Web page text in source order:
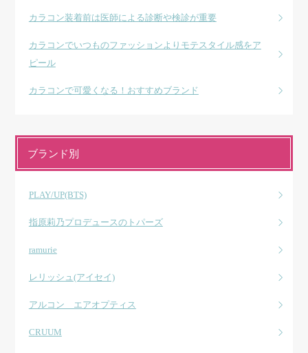
カラコン装着前は医師による診断や検診が重要
カラコンでいつものファッションよりモテスタイル感をア
ピール
カラコンで可愛くなる！おすすめブランド
ブランド別
PLAY/UP(BTS)
指原莉乃プロデュースのトパーズ
ramurie
レリッシュ(アイセイ)
アルコン エアオプティス
CRUUM